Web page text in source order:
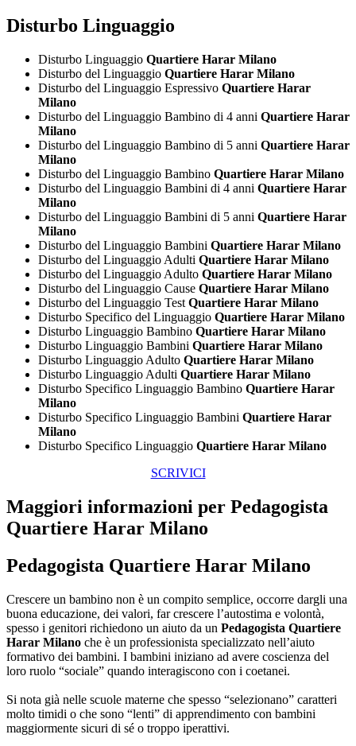
Disturbo Linguaggio
Disturbo Linguaggio Quartiere Harar Milano
Disturbo del Linguaggio Quartiere Harar Milano
Disturbo del Linguaggio Espressivo Quartiere Harar
Milano
Disturbo del Linguaggio Bambino di 4 anni Quartiere Harar
Milano
Disturbo del Linguaggio Bambino di 5 anni Quartiere Harar
Milano
Disturbo del Linguaggio Bambino Quartiere Harar Milano
Disturbo del Linguaggio Bambini di 4 anni Quartiere Harar
Milano
Disturbo del Linguaggio Bambini di 5 anni Quartiere Harar
Milano
Disturbo del Linguaggio Bambini Quartiere Harar Milano
Disturbo del Linguaggio Adulti Quartiere Harar Milano
Disturbo del Linguaggio Adulto Quartiere Harar Milano
Disturbo del Linguaggio Cause Quartiere Harar Milano
Disturbo del Linguaggio Test Quartiere Harar Milano
Disturbo Specifico del Linguaggio Quartiere Harar Milano
Disturbo Linguaggio Bambino Quartiere Harar Milano
Disturbo Linguaggio Bambini Quartiere Harar Milano
Disturbo Linguaggio Adulto Quartiere Harar Milano
Disturbo Linguaggio Adulti Quartiere Harar Milano
Disturbo Specifico Linguaggio Bambino Quartiere Harar
Milano
Disturbo Specifico Linguaggio Bambini Quartiere Harar
Milano
Disturbo Specifico Linguaggio Quartiere Harar Milano
SCRIVICI
Maggiori informazioni per Pedagogista
Quartiere Harar Milano
Pedagogista Quartiere Harar Milano
Crescere un bambino non è un compito semplice, occorre dargli una
buona educazione, dei valori, far crescere l’autostima e volontà,
spesso i genitori richiedono un aiuto da un Pedagogista Quartiere
Harar Milano che è un professionista specializzato nell’aiuto
formativo dei bambini. I bambini iniziano ad avere coscienza del
loro ruolo “sociale” quando interagiscono con i coetanei.
Si nota già nelle scuole materne che spesso “selezionano” caratteri
molto timidi o che sono “lenti” di apprendimento con bambini
maggiormente sicuri di sé o troppo iperattivi.